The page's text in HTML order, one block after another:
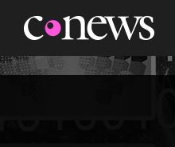
НОВОСТИ АНАЛИТИКА